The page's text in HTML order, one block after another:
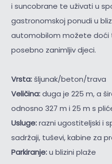
i suncobrane te uživati u
gastronomskoj ponudi u
automobilom možete doći
posebno zanimljiv djeci.
Vrsta:šljunak/beton/trava
Veličina:duga je 225 m, a
odnosno 327 m i 25 m s
Usluge:razni ugostiteljski i
sadržaji, tuševi, kabine za
Parkiranje:u blizini plaže